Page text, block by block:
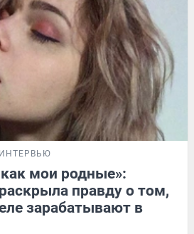
ИНТЕРВЬЮ
мои родные»:
правду о том,
зарабатывают в